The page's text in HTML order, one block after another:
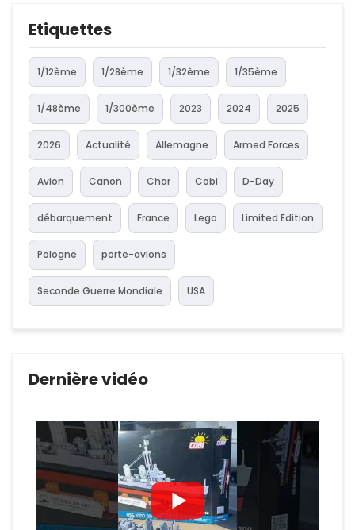
Etiquettes
1/12ème 1/28ème 1/32ème 1/35ème
1/48ème 1/300ème 2023 2024 2025
2026 Actualité Allemagne Armed Forces
Avion Canon Char Cobi D-Day
débarquement France Lego Limited Edition
Pologne porte-avions
Seconde Guerre Mondiale USA
Dernière vidéo